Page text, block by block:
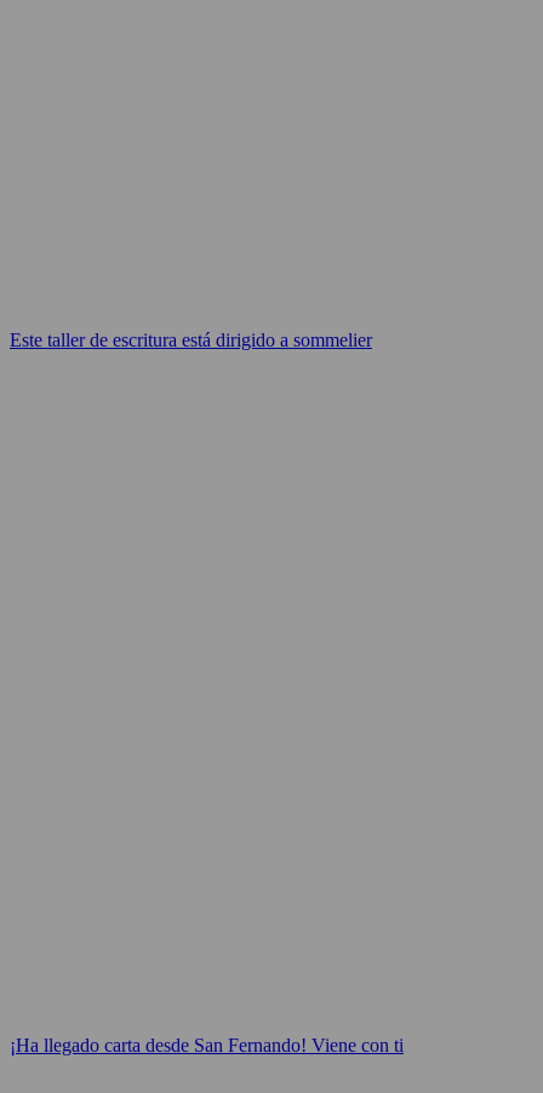
Este taller de escritura está dirigido a sommelier
¡Ha llegado carta desde San Fernando! Viene con ti